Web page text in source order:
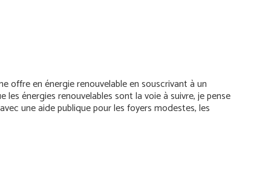
offre en énergie renouvelable en souscrivant à un
énergies renouvelables sont la voie à suivre, je pense
une aide publique pour les foyers modestes, les